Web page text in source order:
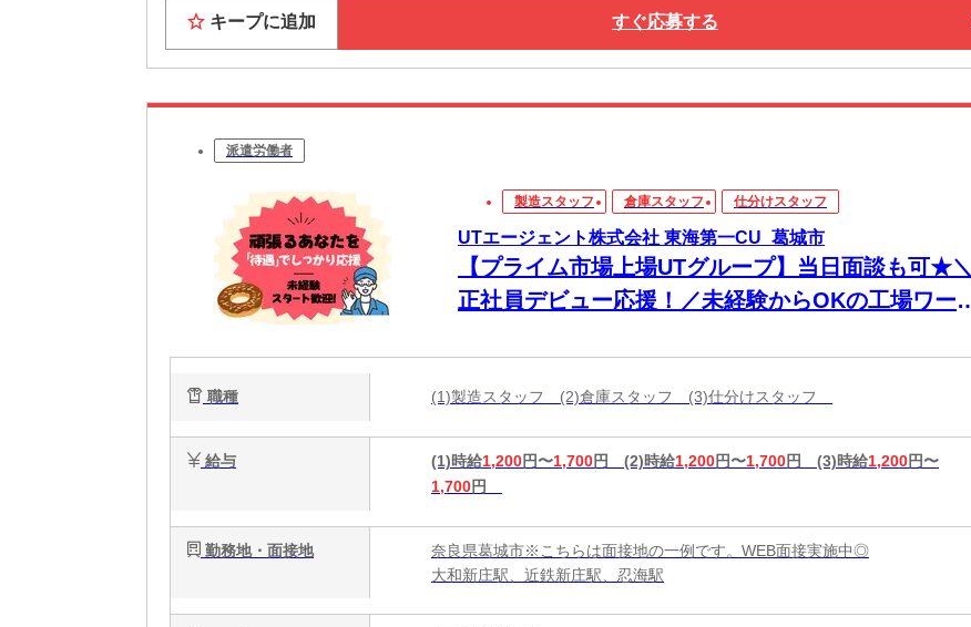
キープに追加 すぐ応募する
派遣労働者
製造スタッフ 倉庫スタッフ 仕分けスタッフ
UTエージェント株式会社 東海第一CU_葛城市
【プライム市場上場UTグループ】当日面談も可★＼
正社員デビュー応援！／未経験からOKの工場ワー
職種 (1)製造スタッフ (2)倉庫スタッフ (3)仕分けスタッフ
給与 (1)時給1,200円〜1,700円 (2)時給1,200円〜1,700円 (3)時給1,200円〜
1,700円
勤務地・面接地
奈良県葛城市※こちらは面接地の一例です。WEB面接実施中◎
大和新庄駅、近鉄新庄駅、忍海駅